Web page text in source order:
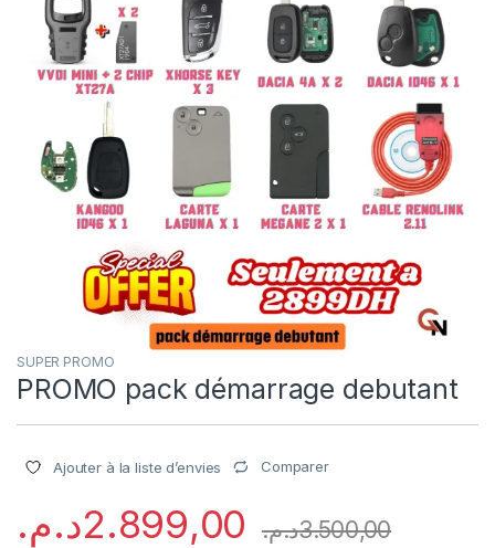
SUPER PROMO
PROMO pack démarrage debutant
Ajouter à la liste d’envies Comparer
2.899,00د.م. 3.500,00د.م.